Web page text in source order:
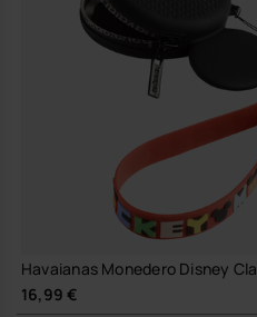
Havaianas Monedero Disney
16,99 €